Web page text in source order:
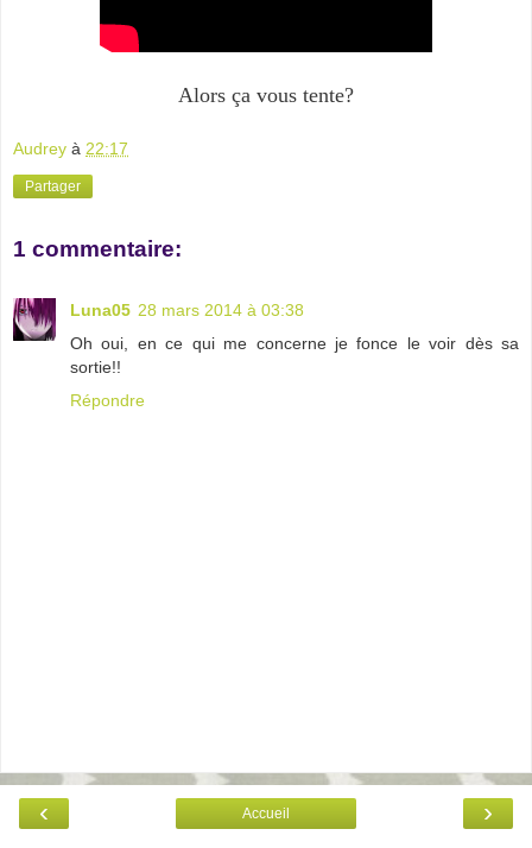
Alors ça vous tente?
Audrey à 22:17
Partager
1 commentaire:
Luna05 28 mars 2014 à 03:38
Oh oui, en ce qui me concerne je fonce le voir dès sa
sortie!!
Répondre
‹ ›
Accueil